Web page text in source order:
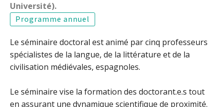
Université).
Programme annuel
Le séminaire doctoral est animé par cinq professeurs
spécialistes de la langue, de la littérature et de la
civilisation médiévales, espagnoles.
Le séminaire vise la formation des doctorant.e.s tout
en assurant une dynamique scientifique de proximité.